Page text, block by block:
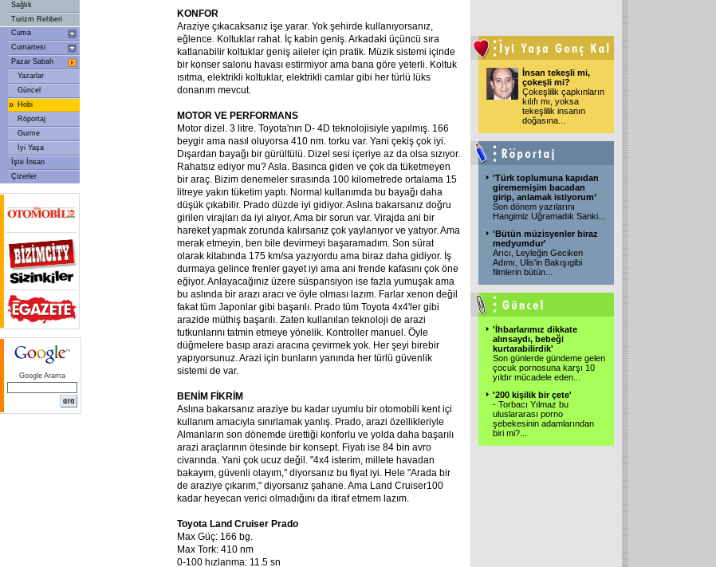
Sağlık
Turizm Rehberi
Cuma
Cumartesi
Pazar Sabah
Yazarlar
Güncel
» Hobi
Röportaj
Gurme
İyi Yaşa
İşte İnsan
Çizerler
Google Arama
KONFOR
Araziye çıkacaksanız işe yarar. Yok şehirde kullanıyorsanız,
eğlence. Koltuklar rahat. İç kabin geniş. Arkadaki üçüncü sıra
katlanabilir koltuklar geniş aileler için pratik. Müzik sistemi içinde
bir konser salonu havası estirmiyor ama bana göre yeterli. Koltuk
ısıtma, elektrikli koltuklar, elektrikli camlar gibi her türlü lüks
donanım mevcut.
MOTOR VE PERFORMANS
Motor dizel. 3 litre. Toyota'nın D- 4D teknolojisiyle yapılmış. 166
beygir ama nasıl oluyorsa 410 nm. torku var. Yani çekiş çok iyi.
Dışardan bayağı bir gürültülü. Dizel sesi içeriye az da olsa sızıyor.
Rahatsız ediyor mu? Asla. Basınca giden ve çok da tüketmeyen
bir araç. Bizim denemeler sırasında 100 kilometrede ortalama 15
litreye yakın tüketim yaptı. Normal kullanımda bu bayağı daha
düşük çıkabilir. Prado düzde iyi gidiyor. Aslına bakarsanız doğru
girilen virajları da iyi alıyor. Ama bir sorun var. Virajda ani bir
hareket yapmak zorunda kalırsanız çok yaylanıyor ve yatıyor. Ama
merak etmeyin, ben bile devirmeyi başaramadım. Son sürat
olarak kitabında 175 km/sa yazıyordu ama biraz daha gidiyor. İş
durmaya gelince frenler gayet iyi ama ani frende kafasını çok öne
eğiyor. Anlayacağınız üzere süspansiyon ise fazla yumuşak ama
bu aslında bir arazı aracı ve öyle olması lazım. Farlar xenon değil
fakat tüm Japonlar gibi başarılı. Prado tüm Toyota 4x4'ler gibi
arazide müthiş başarılı. Zaten kullanılan teknoloji de arazi
tutkunlarını tatmin etmeye yönelik. Kontroller manuel. Öyle
düğmelere basıp arazi aracına çevirmek yok. Her şeyi birebir
yapıyorsunuz. Arazi için bunların yanında her türlü güvenlik
sistemi de var.
BENİM FİKRİM
Aslına bakarsanız araziye bu kadar uyumlu bir otomobili kent içi
kullanım amacıyla sınırlamak yanlış. Prado, arazi özellikleriyle
Almanların son dönemde ürettiği konforlu ve yolda daha başarılı
arazi araçlarının ötesinde bir konsept. Fiyatı ise 84 bin avro
civarında. Yani çok ucuz değil. "4x4 isterim, millete havadan
bakayım, güvenli olayım," diyorsanız bu fiyat iyi. Hele "Arada bir
de araziye çıkarım," diyorsanız şahane. Ama Land Cruiser100
kadar heyecan verici olmadığını da itiraf etmem lazım.
Toyota Land Cruiser Prado
Max Güç: 166 bg.
Max Tork: 410 nm
0-100 hızlanma: 11.5 sn
İnsan tekeşli mi,
çokeşli mi?
Çokeşlilik çapkınların
kılıfı mı, yoksa
tekeşlilik insanın
doğasına
'Türk toplumuna kapıdan
girememişim bacadan
girip, anlamak istiyorum’
Son dönem yazılarını
Hangimiz Uğramadık Sanki
'Bütün müzisyenler biraz
medyumdur'
Arıcı, Leyleğin Geciken
Adımı, Ulis'in Bakışıgibi
filmlerin bütün
'İhbarlarımız dikkate
alınsaydı, bebeği
kurtarabilirdik'
Son günlerde gündeme gelen
çocuk pornosuna karşı 10
yıldır mücadele eden
'200 kişilik bir çete'
- Torbacı Yılmaz bu
uluslararası porno
şebekesinin adamlarından
biri mi?